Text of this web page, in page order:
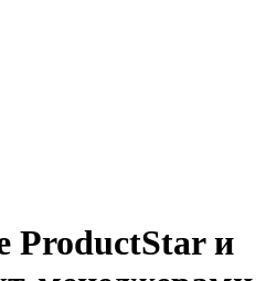
ProductStar и